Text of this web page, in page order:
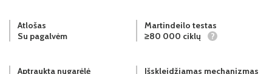
Atlošas
Su pagalvėm
Martindeilo testas
≥80 000 ciklų
?
Aptraukta nugarėlė
Išskleidžiamas mechanizmas